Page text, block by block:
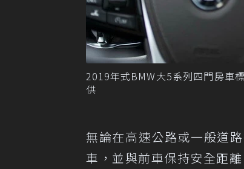
2019年式BMW大5系列四門房車
供
無論在高速公路或一般道
車，並與前車保持安全距